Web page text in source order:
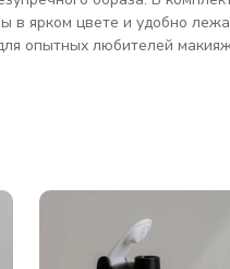
в ярком цвете и удобно
опытных любителей